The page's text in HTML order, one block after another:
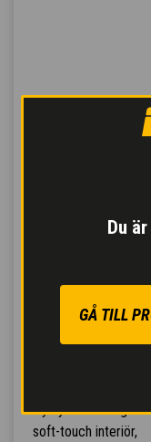
Du
GÅ TILL
HYTT MED
DESIGN
Giugiaros design
Ny hytt med
soft-touch interiör,